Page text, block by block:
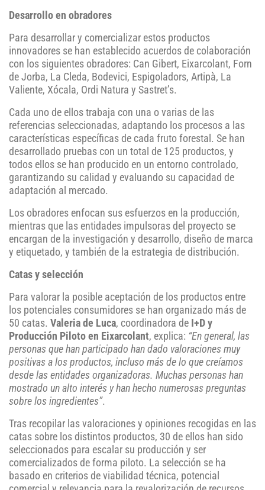
Desarrollo en obradores
Para desarrollar y comercializar estos productos
innovadores se han establecido acuerdos de colaboración
con los siguientes obradores: Can Gibert, Eixarcolant, Forn
de Jorba, La Cleda, Bodevici, Espigoladors, Artipà, La
Valiente, Xócala, Ordi Natura y Sastret’s.
Cada uno de ellos trabaja con una o varias de las
referencias seleccionadas, adaptando los procesos a las
características específicas de cada fruto forestal. Se han
desarrollado pruebas con un total de 125 productos, y
todos ellos se han producido en un entorno controlado,
garantizando su calidad y evaluando su capacidad de
adaptación al mercado.
Los obradores enfocan sus esfuerzos en la producción,
mientras que las entidades impulsoras del proyecto se
encargan de la investigación y desarrollo, diseño de marca
y etiquetado, y también de la estrategia de distribución.
Catas y selección
Para valorar la posible aceptación de los productos entre
los potenciales consumidores se han organizado más de
50 catas. Valeria de Luca, coordinadora de I+D y
Producción Piloto en Eixarcolant, explica: “En general, las
personas que han participado han dado valoraciones muy
positivas a los productos, incluso más de lo que creíamos
desde las entidades organizadoras. Muchas personas han
mostrado un alto interés y han hecho numerosas preguntas
sobre los ingredientes”.
Tras recopilar las valoraciones y opiniones recogidas en las
catas sobre los distintos productos, 30 de ellos han sido
seleccionados para escalar su producción y ser
comercializados de forma piloto. La selección se ha
basado en criterios de viabilidad técnica, potencial